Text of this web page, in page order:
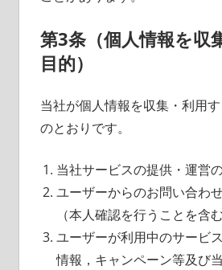
第3条（個人情報を収
目的）
当社が個人情報を収集・利用
のとおりです。
当社サービスの提供・運営
ユーザーからのお問い合わ
（本人確認を行うことを含む
ユーザーが利用中のサービ
情報，キャンペーン等及び